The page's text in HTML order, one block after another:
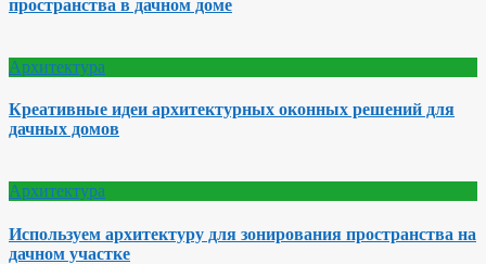
пространства в дачном доме
Архитектура
Креативные идеи архитектурных оконных решений для
дачных домов
Архитектура
Используем архитектуру для зонирования пространства на
дачном участке